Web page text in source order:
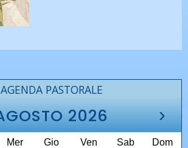
AGENDA PASTORALE
2026 ›
Mer Gio Ven Sab Dom